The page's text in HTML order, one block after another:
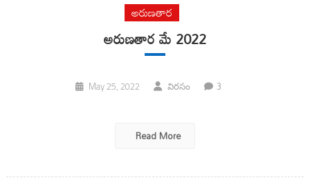
అరుణతార
అరుణతార మే 2022
May 25, 2022 విరసం 3
Read More